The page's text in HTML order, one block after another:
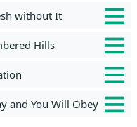
without It
Hills
and You Will Obey